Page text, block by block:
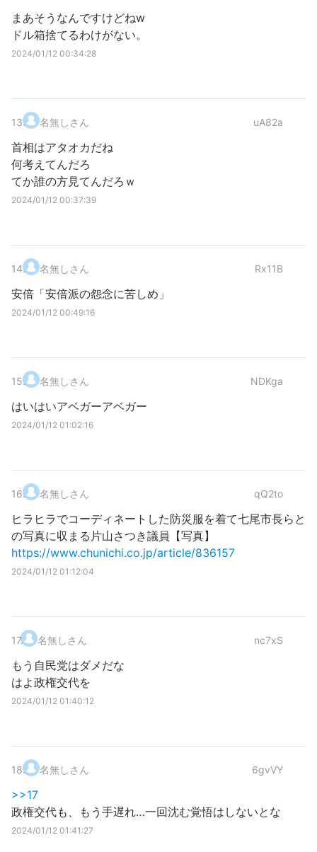
まあそうなんですけどねw
ドル箱捨てるわけがない。
2024/01/12 00:34:28
13. 名無しさん uA82a
首相はアタオカだね
何考えてんだろ
てか誰の方見てんだろｗ
2024/01/12 00:37:39
14. 名無しさん Rx11B
安倍「安倍派の怨念に苦しめ」
2024/01/12 00:49:16
15. 名無しさん NDKga
はいはいアベガーアベガー
2024/01/12 01:02:16
16. 名無しさん qQ2to
ヒラヒラでコーディネートした防災服を着て七尾市長らと
の写真に収まる片山さつき議員【写真】
https://www.chunichi.co.jp/article/836157
2024/01/12 01:12:04
17. 名無しさん nc7xS
もう自民党はダメだな
はよ政権交代を
2024/01/12 01:40:12
18. 名無しさん 6gvVY
>>17
政権交代も、もう手遅れ…一回沈む覚悟はしないとな
2024/01/12 01:41:27